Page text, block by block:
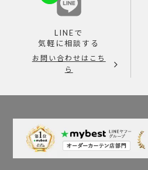
LINEで
気軽に相談する
お問い合わせはこち
ら